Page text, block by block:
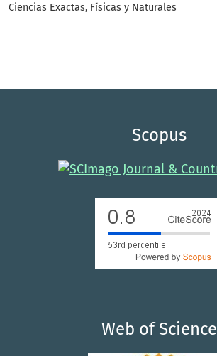
Ciencias Exactas, Físicas y Naturales
Scopus
Web of Science